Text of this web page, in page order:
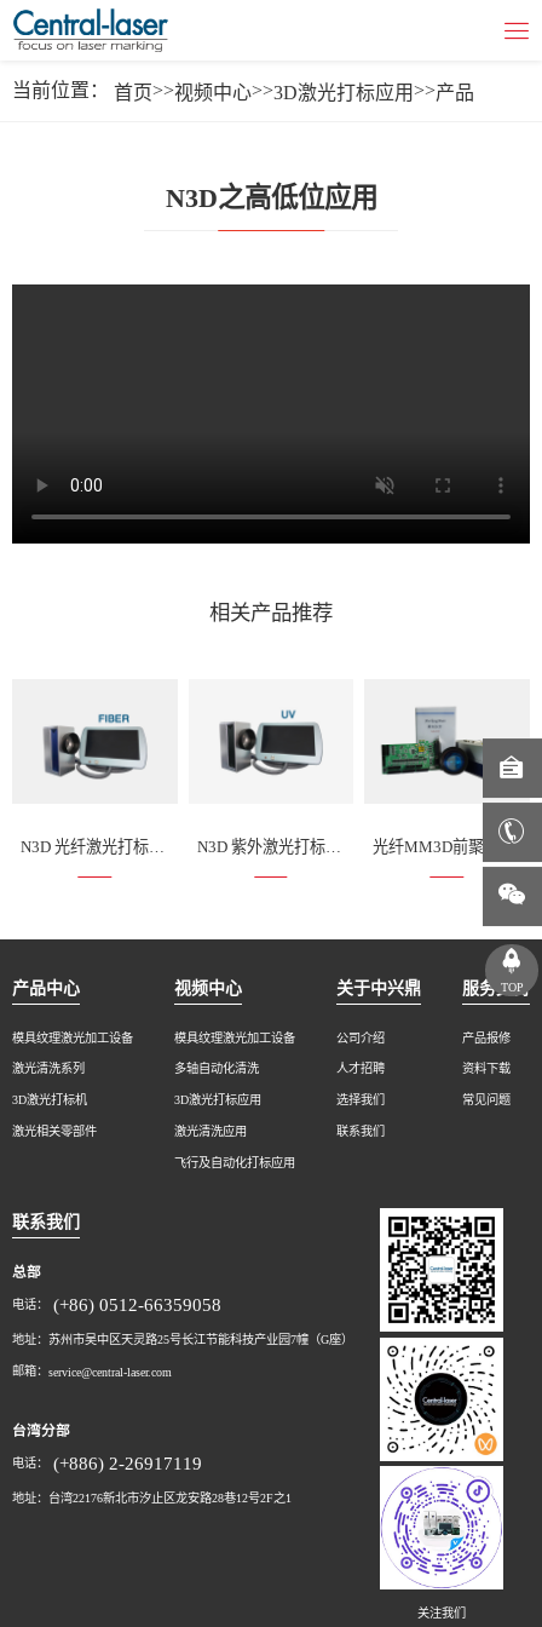
当前位置： 首页>>视频中心>>3D激光打标应用>>产品
N3D之高低位应用
相关产品推荐
N3D 紫外激光打标套件 光纤MM3D前聚焦激光打标套件
产品中心
模具纹理激光加工设备
激光清洗系列
3D激光打标机
激光相关零部件
视频中心
模具纹理激光加工设备
多轴自动化清洗
3D激光打标应用
激光清洗应用
飞行及自动化打标应用
关于中兴鼎
公司介绍
人才招聘
选择我们
联系我们
服务支持
产品报修
资料下载
常见问题
联系我们
总部
电话： (+86) 0512-66359058
地址：苏州市吴中区天灵路25号长江节能科技产业园7幢（G座）
邮箱： service@central-laser.com
台湾分部
电话： (+886) 2-26917119
地址：台湾22176新北市汐止区龙安路28巷12号2F之1
关注我们
TOP